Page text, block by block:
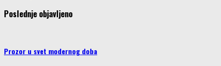
Poslednje objavljeno
Prozor u svet modernog doba